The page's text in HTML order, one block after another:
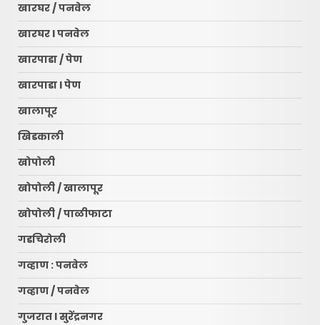
खारघर / पनवेल
खारघर l पनवेल
खारपाडा / पेण
खारपाडा l पेण
खालापूर
खिडकाली
खोपोली
खोपोली / खालापूर
खोपोली / पाळीफाटा
गडचिरोली
गव्हाण : पनवेल
गव्हाण / पनवेल
गुजरात l सुरेंद्रनगर